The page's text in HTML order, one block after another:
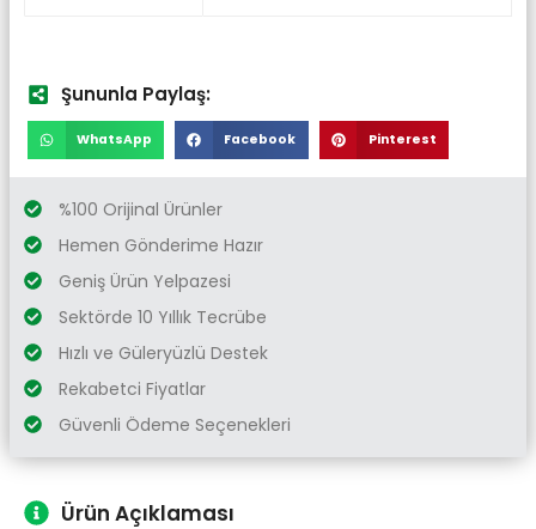
Şununla Paylaş:
WhatsApp Facebook Pinterest
%100 Orijinal Ürünler
Hemen Gönderime Hazır
Geniş Ürün Yelpazesi
Sektörde 10 Yıllık Tecrübe
Hızlı ve Güleryüzlü Destek
Rekabetci Fiyatlar
Güvenli Ödeme Seçenekleri
Ürün Açıklaması